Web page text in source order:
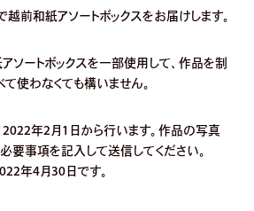
前和紙アソートボックスをお届けします。
ソートボックスを一部使用して、作品を制
て使わなくても構いません。
年2月1日から行います。作品の写真
要事項を記入して送信してください。
年4月30日です。